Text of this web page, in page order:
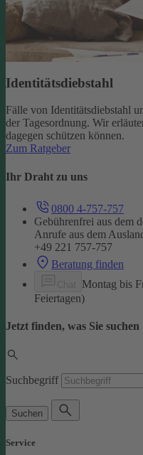
Identitätsdiebstahl
Fälle von Identitätsdiebstahl
der Tagesordnung. Wir
dagegen schützen können.
Zum Ratgeber
Ihr Draht zu uns
0800 4-757-757
Gebührenfrei aus dem
Anrufe aus dem
+49 221 757-757
Beratung finden
Montag bis
Feiertagen)
Jetzt finden, was Sie suchen
Suchbegriff
Suchen
Service